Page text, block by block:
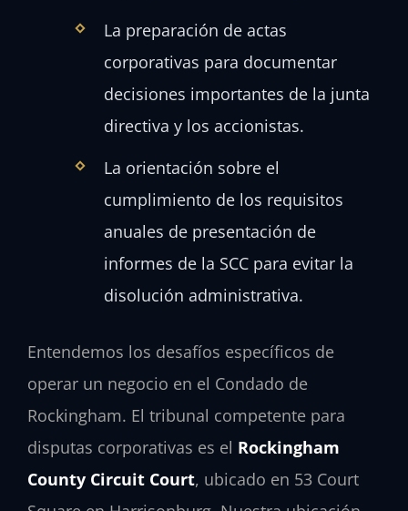
La preparación de actas
corporativas para documentar
decisiones importantes de la junta
directiva y los accionistas.
La orientación sobre el
cumplimiento de los requisitos
anuales de presentación de
informes de la SCC para evitar la
disolución administrativa.
Entendemos los desafíos específicos de
operar un negocio en el Condado de
Rockingham. El tribunal competente para
disputas corporativas es el Rockingham
County Circuit Court, ubicado en 53 Court